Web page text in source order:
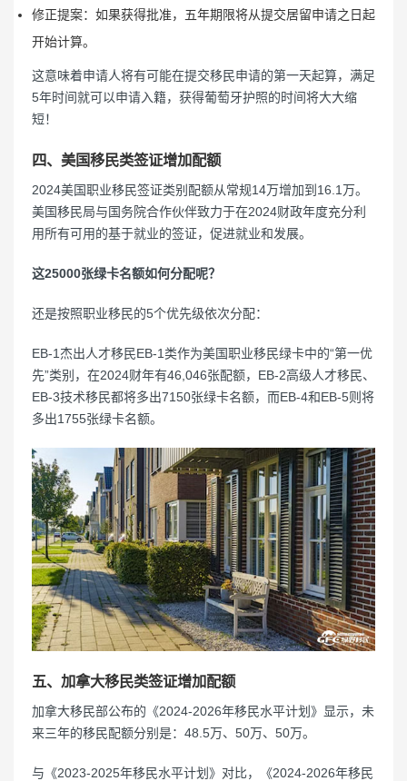
修正提案：如果获得批准，五年期限将从提交居留申请之日起
开始计算。
这意味着申请人将有可能在提交移民申请的第一天起算，满足
5年时间就可以申请入籍，获得葡萄牙护照的时间将大大缩
短！
四、美国移民类签证增加配额
2024美国职业移民签证类别配额从常规14万增加到16.1万。
美国移民局与国务院合作伙伴致力于在2024财政年度充分利
用所有可用的基于就业的签证，促进就业和发展。
这25000张绿卡名额如何分配呢？
还是按照职业移民的5个优先级依次分配：
EB-1杰出人才移民EB-1类作为美国职业移民绿卡中的“第一优
先”类别，在2024财年有46,046张配额，EB-2高级人才移民、
EB-3技术移民都将多出7150张绿卡名额，而EB-4和EB-5则将
多出1755张绿卡名额。
五、加拿大移民类签证增加配额
加拿大移民部公布的《2024-2026年移民水平计划》显示，未
来三年的移民配额分别是：48.5万、50万、50万。
与《2023-2025年移民水平计划》对比，《2024-2026年移民